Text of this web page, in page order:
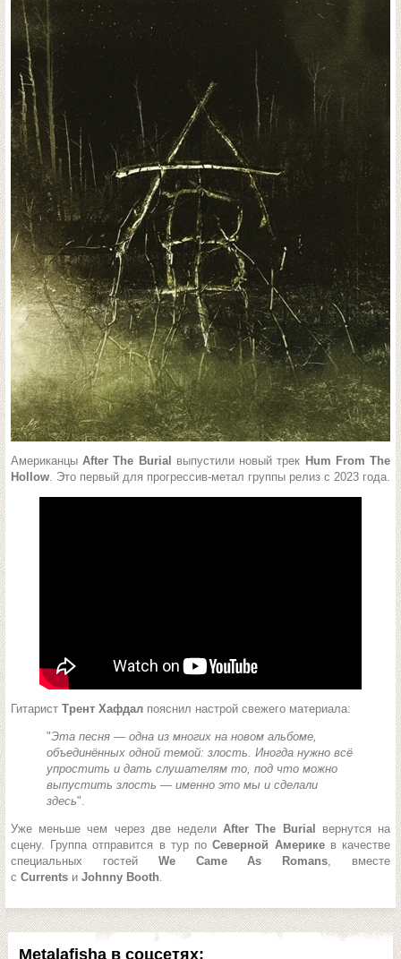
Metalafisha в соцсетях:
АмериканцыAfter The Burial выпустили новый трек Hum From The
Hollow. Это первый для прогрессив-метал группы релиз с 2023 года.
Гитарист Трент Хафдал пояснил настрой свежего материала:
"Эта песня — одна из многих на новом альбоме,
объединённых одной темой: злость. Иногда нужно всё
упростить и дать слушателям то, под что можно
выпустить злость — именно это мы и сделали
здесь".
Уже меньше чем через две неделиAfter The Burial
вернутся на
сцену. Группа отправится в тур поСеверной Америке в качестве
специальных гостей We Came As Romans, вместе
с Currents и Johnny Booth.